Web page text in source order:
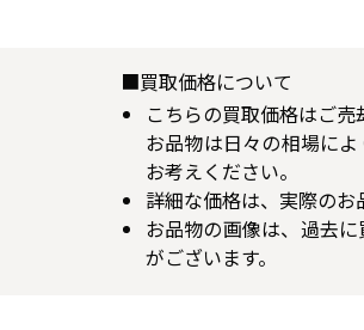
■買取価格について
こちらの買取価格はご
お品物は日々の相場に
お考えください。
詳細な価格は、実際の
お品物の画像は、過去
がございます。